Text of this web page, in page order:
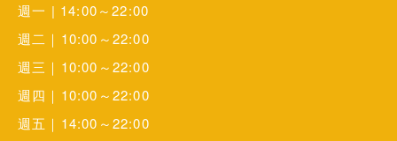
週一 | 14:00～22:00
週二｜10:00～22:00
週三｜10:00～22:00
週四｜10:00～22:00
週五｜14:00～22:00